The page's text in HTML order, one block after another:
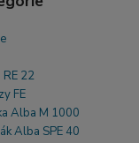
22
FE
Alba M 1000
Alba SPE 40